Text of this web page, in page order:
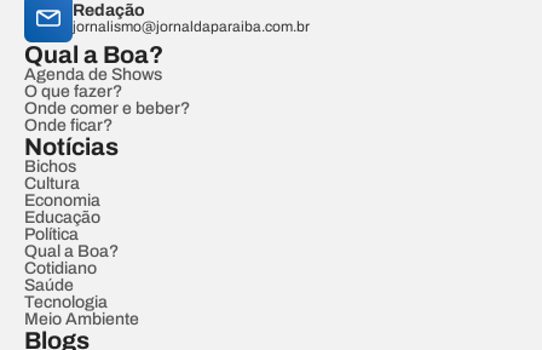
Redação
jornalismo@jornaldaparaiba.com.br
Qual a Boa?
Agenda de Shows
O que fazer?
Onde comer e beber?
Onde ficar?
Notícias
Bichos
Cultura
Economia
Educação
Política
Qual a Boa?
Cotidiano
Saúde
Tecnologia
Meio Ambiente
Blogs